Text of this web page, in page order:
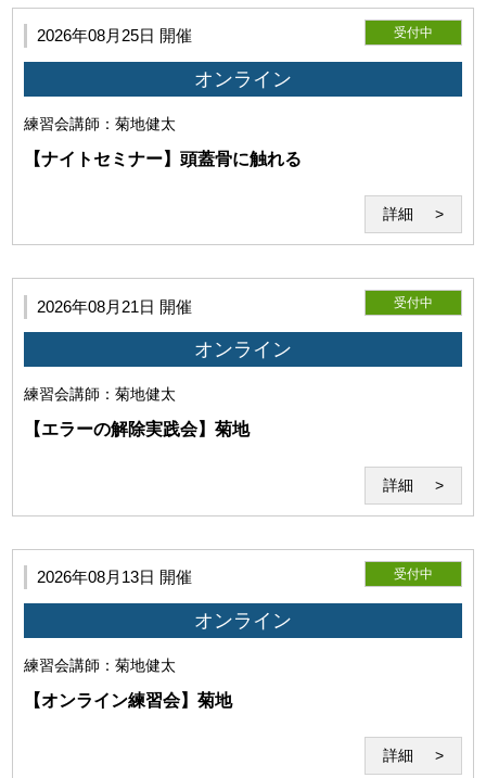
利用いただいた場合には下記の条件すべてにご同意いただいたも
・前項の条件を満たした場合においても、本サービスの利用に支
障がある、秩序を乱す恐れがあると認められた場合は本サービス
2026年08月25日 開催 受付中
オンライン
練習会講師：菊地健太
【ナイトセミナー】頭蓋骨に触れる
詳細
2026年08月21日 開催 受付中
オンライン
練習会講師：菊地健太
【エラーの解除実践会】菊地
詳細
2026年08月13日 開催 受付中
オンライン
練習会講師：菊地健太
【オンライン練習会】菊地
詳細